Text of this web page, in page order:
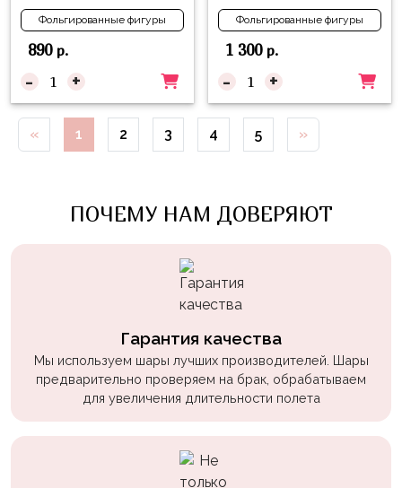
Фольгированные фигуры
890р.
- +
Фольгированные фигуры
1 300р.
- +
« 1 2 3 4 5 »
ПОЧЕМУ НАМ ДОВЕРЯЮТ
Гарантия качества
Мы используем шары лучших производителей. Шары
предварительно проверяем на брак, обрабатываем
для увеличения длительности полета
Морская
Тема
Звёздные
Войны
Уэнсдэй
Пиратская
Вечеринка